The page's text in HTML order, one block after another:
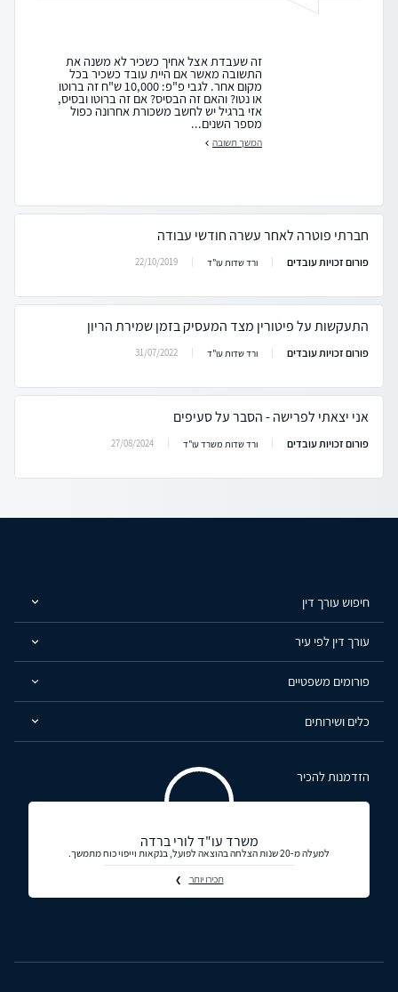
זה שעבדת אצל אחיך כשכיר לא משנה את
התשובה מאשר אם היית עובד כשכיר בכל
מקום אחר. לגבי פ"פ: 10,000 ש"ח זה ברוטו
או נטו? והאם זה הבסיס? אם זה ברוטו ובסיס,
אזי ברגיל יש לחשב משכורת אחרונה כפול
מספר השנים...
המשך תשובה
חברתי פוטרה לאחר עשרה חודשי עבודה
פורום זכויות עובדים ורד שדות עו"ד 22/10/2019
התעקשות על פיטורין מצד המעסיק בזמן שמירת הריון
פורום זכויות עובדים ורד שדות עו"ד 31/07/2022
אני יצאתי לפרישה - הסבר על סעיפים
פורום זכויות עובדים ורד שדות משרד עו"ד 27/08/2024
חיפוש עורך דין
עורך דין לפי עיר
פורומים משפטיים
כלים ושירותים
הזדמנות להכיר
משרד עו"ד לורי ברדה
למעלה מ-20 שנות הצלחה בהוצאה לפועל, בנקאות וייפוי כוח מתמשך.
תכירו יותר